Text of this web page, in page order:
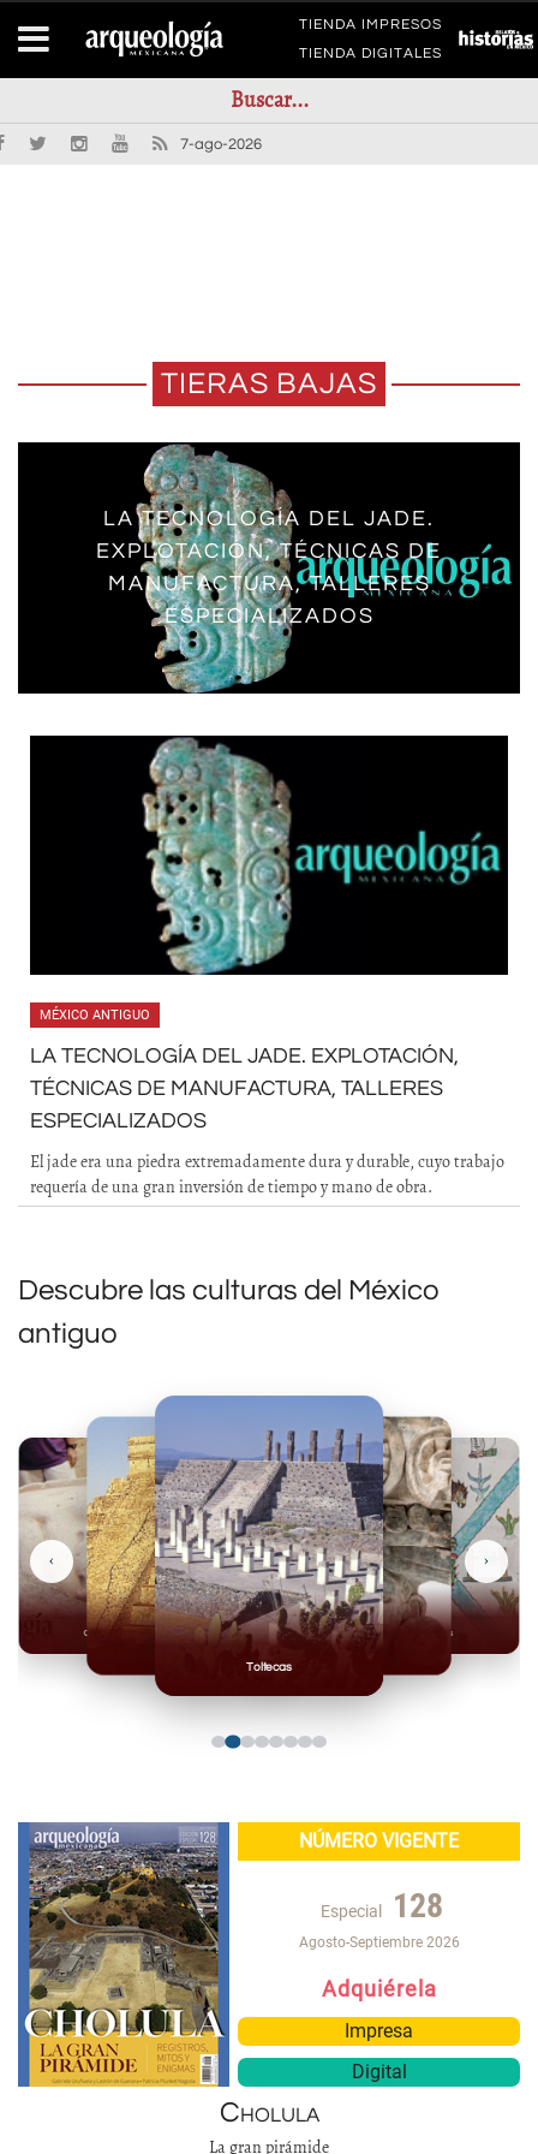
TIENDA IMPRESOS
TIENDA DIGITALES
7-ago-2026
TIERAS BAJAS
LA TECNOLOGÍA DEL JADE.
EXPLOTACIÓN, TÉCNICAS DE
MANUFACTURA, TALLERES
ESPECIALIZADOS
MÉXICO ANTIGUO
LA TECNOLOGÍA DEL JADE. EXPLOTACIÓN,
TÉCNICAS DE MANUFACTURA, TALLERES
ESPECIALIZADOS
El jade era una piedra extremadamente dura y durable, cuyo trabajo
requería de una gran inversión de tiempo y mano de obra.
Descubre las culturas del México
antiguo
Toltecas
Mexicas
Olmecas
‹ ›
NÚMERO VIGENTE
Especial 128
Agosto-Septiembre 2026
Adquiérela
Impresa
Digital
Cholula
La gran pirámide